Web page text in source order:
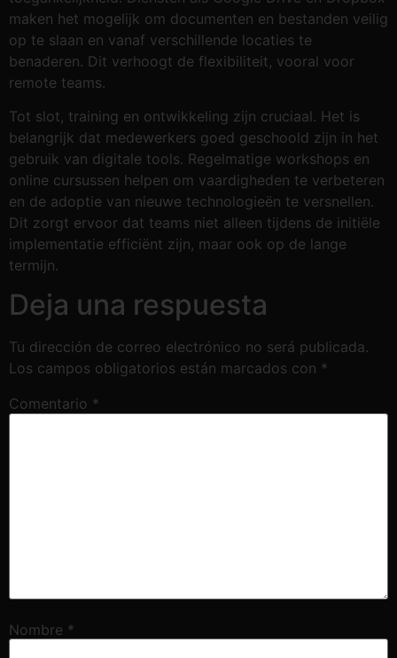
maken het mogelijk om documenten en bestanden veilig
op te slaan en vanaf verschillende locaties te
benaderen. Dit verhoogt de flexibiliteit, vooral voor
remote teams.
Tot slot, training en ontwikkeling zijn cruciaal. Het is
belangrijk dat medewerkers goed geschoold zijn in het
gebruik van digitale tools. Regelmatige workshops en
online cursussen helpen om vaardigheden te verbeteren
en de adoptie van nieuwe technologieën te versnellen.
Dit zorgt ervoor dat teams niet alleen tijdens de initiële
implementatie efficiënt zijn, maar ook op de lange
termijn.
Deja una respuesta
Tu dirección de correo electrónico no será publicada.
Los campos obligatorios están marcados con *
Comentario *
Nombre *